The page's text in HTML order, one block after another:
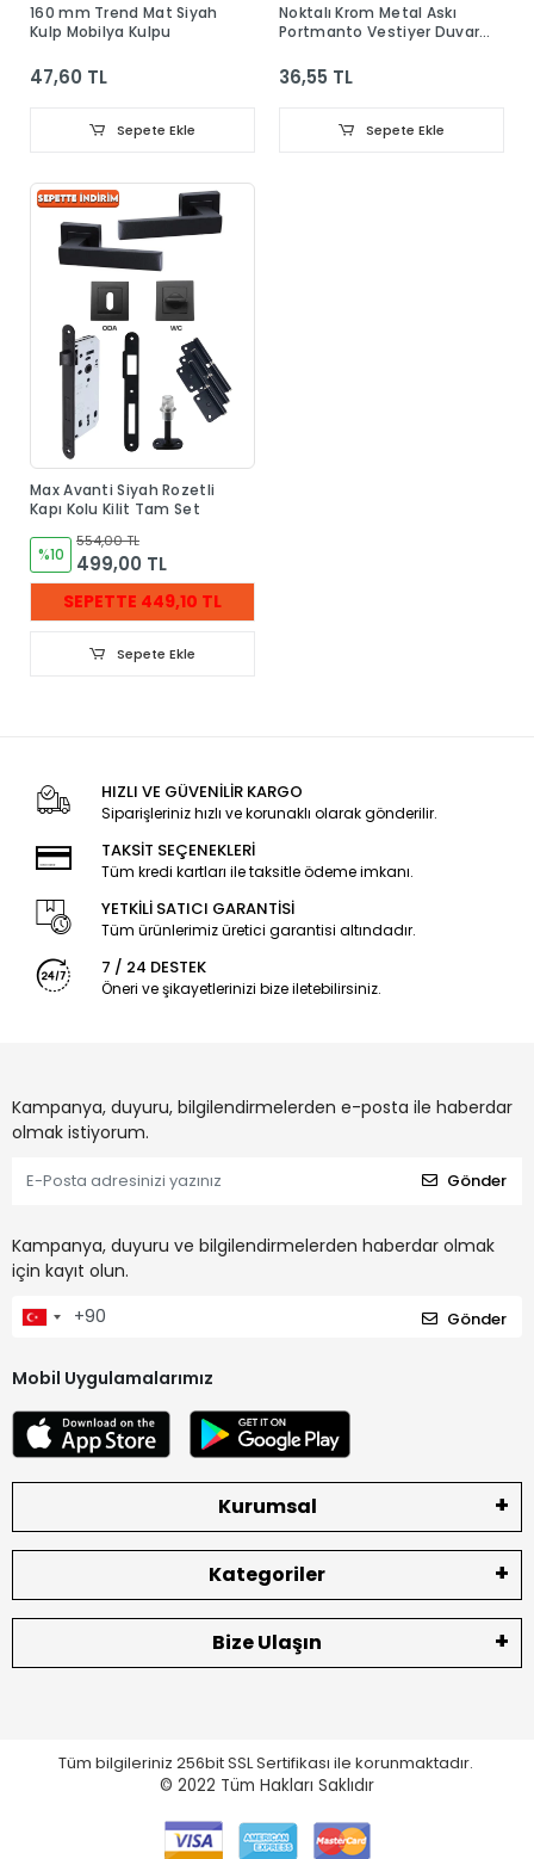
160 mm Trend Mat Siyah
Kulp Mobilya Kulpu
47,60 TL
Sepete Ekle
Noktalı Krom Metal Askı
Portmanto Vestiyer Duvar
36,55 TL
Sepete Ekle
Max Avanti Siyah Rozetli
Kapı Kolu Kilit Tam Set
%10
554,00 TL
499,00 TL
SEPETTE 449,10 TL
Sepete Ekle
HIZLI VE GÜVENİLİR KARGO
Siparişleriniz hızlı ve korunaklı olarak gönderilir.
TAKSİT SEÇENEKLERİ
Tüm kredi kartları ile taksitle ödeme imkanı.
YETKİLİ SATICI GARANTİSİ
Tüm ürünlerimiz üretici garantisi altındadır.
7 / 24 DESTEK
Öneri ve şikayetlerinizi bize iletebilirsiniz.
Kampanya, duyuru, bilgilendirmelerden e-posta ile haberdar
olmak istiyorum.
Gönder
Kampanya, duyuru ve bilgilendirmelerden haberdar olmak
için kayıt olun.
Gönder
Mobil Uygulamalarımız
Kurumsal
Kategoriler
Bize Ulaşın
Tüm bilgileriniz 256bit SSL Sertifikası ile korunmaktadır.
© 2022 Tüm Hakları Saklıdır